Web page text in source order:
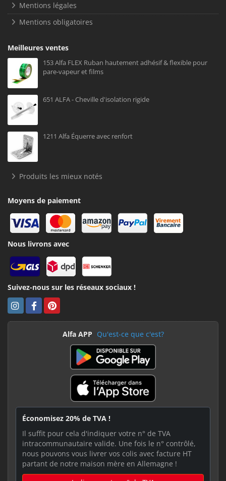
Mentions légales
Mentions obligatoires
Meilleures ventes
153 Alfa FLEX Ruban hautement adhésif & flexible pour
pare-vapeur et films
651 ALFA - Cheville d'isolation rigide
1211 Alfa Équerre avec renfort
Produits les mieux notés
Moyens de paiement
Nous livrons avec
Suivez-nous sur les réseaux sociaux !
Alfa APP Qu'est-ce que c'est?
Économisez 20% de TVA !
Il suffit pour cela d'indiquer votre n° de TVA
intracommunautaire valide. Une fois le n° contrôlé,
nous pouvons vous livrer vos colis avec facture HT
partant de notre maison mère en Allemagne !